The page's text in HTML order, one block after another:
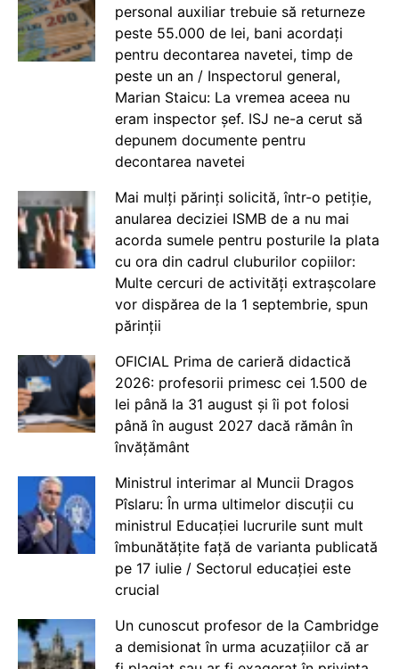
personal auxiliar trebuie să returneze
peste 55.000 de lei, bani acordați
pentru decontarea navetei, timp de
peste un an / Inspectorul general,
Marian Staicu: La vremea aceea nu
eram inspector șef. ISJ ne-a cerut să
depunem documente pentru
decontarea navetei
Mai mulți părinți solicită, într-o petiție,
anularea deciziei ISMB de a nu mai
acorda sumele pentru posturile la plata
cu ora din cadrul cluburilor copiilor:
Multe cercuri de activități extrașcolare
vor dispărea de la 1 septembrie, spun
părinții
OFICIAL Prima de carieră didactică
2026: profesorii primesc cei 1.500 de
lei până la 31 august și îi pot folosi
până în august 2027 dacă rămân în
învățământ
Ministrul interimar al Muncii Dragos
Pîslaru: În urma ultimelor discuții cu
ministrul Educației lucrurile sunt mult
îmbunătățite față de varianta publicată
pe 17 iulie / Sectorul educației este
crucial
Un cunoscut profesor de la Cambridge
a demisionat în urma acuzațiilor că ar